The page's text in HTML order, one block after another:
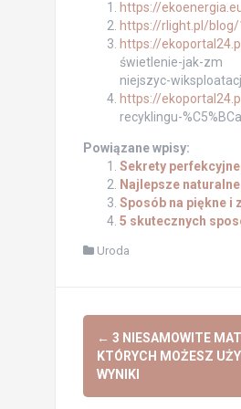
https://
https://rlight.pl/blog/
https://
świetlenie-jak-zm
niejszyc-
https://
recyklingu-
Powiązane wpisy:
Sekrety
Najlepsze
Sposób na piękne i
5 skutecznych
Uroda
Post
navigation
← 3 NIESAMOWITE
KTÓRYCH MOŻESZ
WYNIKI